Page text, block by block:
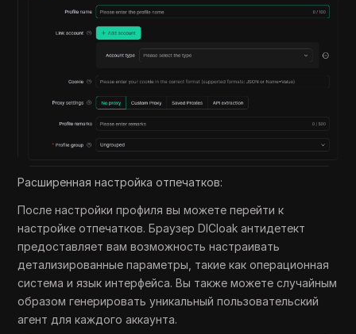
Расширенная настройка отпечатков:
После настройки профиля вы можете перейти к
настройке отпечатков. Браузер DICloak антидетект
предоставляет вам возможность настраивать
детализированные параметры, такие как операционная
система и язык интерфейса. Вы также можете случайным
образом генерировать уникальный пользовательский
агент для каждого аккаунта.